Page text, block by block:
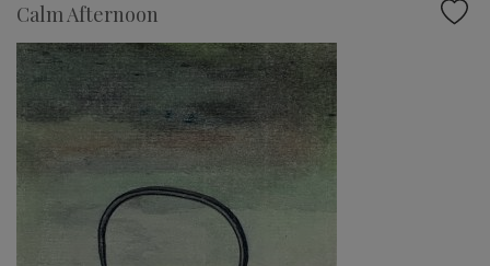
Calm Afternoon